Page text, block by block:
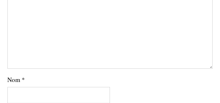
Nom *